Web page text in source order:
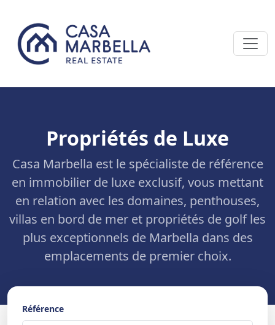
Propriétés de Luxe
Casa Marbella est le spécialiste de référence
en immobilier de luxe exclusif, vous mettant
en relation avec les domaines, penthouses,
villas en bord de mer et propriétés de golf les
plus exceptionnels de Marbella dans des
emplacements de premier choix.
Référence